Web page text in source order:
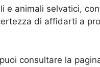
animali selvatici,
di affidarti a
consultare la